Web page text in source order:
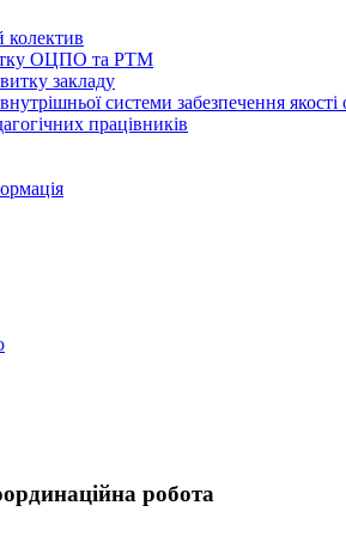
колектив
ОЦПО та РТМ
закладу
системи забезпечення якості
працівників
робота